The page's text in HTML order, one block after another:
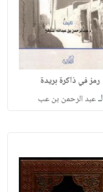
رمز في ذاكرة بريدة
لـعبد الرحمن بن عب